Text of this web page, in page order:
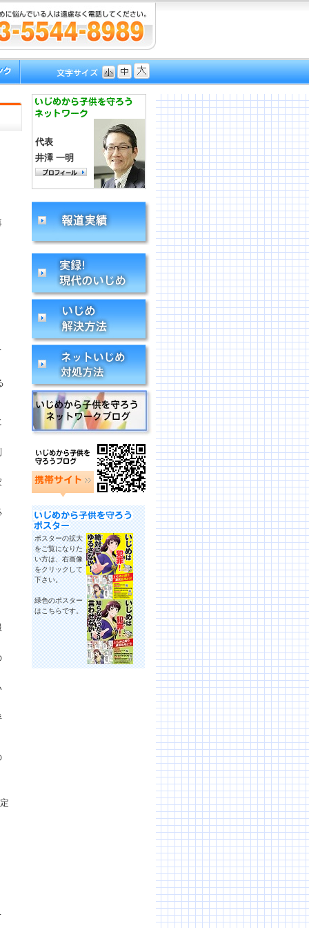
代表
井澤 一明
ポスターの拡大
をご覧になりた
い方は、右画像
をクリックして
下さい。
緑色のポスター
はこちらです。